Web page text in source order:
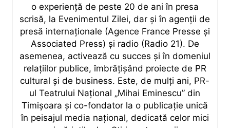
o experiență de peste 20 de ani în presa
scrisă, la Evenimentul Zilei, dar și în agenții de
presă internaționale (Agence France Presse și
Associated Press) și radio (Radio 21). De
asemenea, activează cu succes și în domeniul
relațiilor publice, îmbrățișând proiecte de PR
cultural și de business. Este, de mulți ani, PR-
ul Teatrului Național „Mihai Eminescu” din
Timișoara și co-fondator la o publicație unică
în peisajul media național, dedicată celor mici